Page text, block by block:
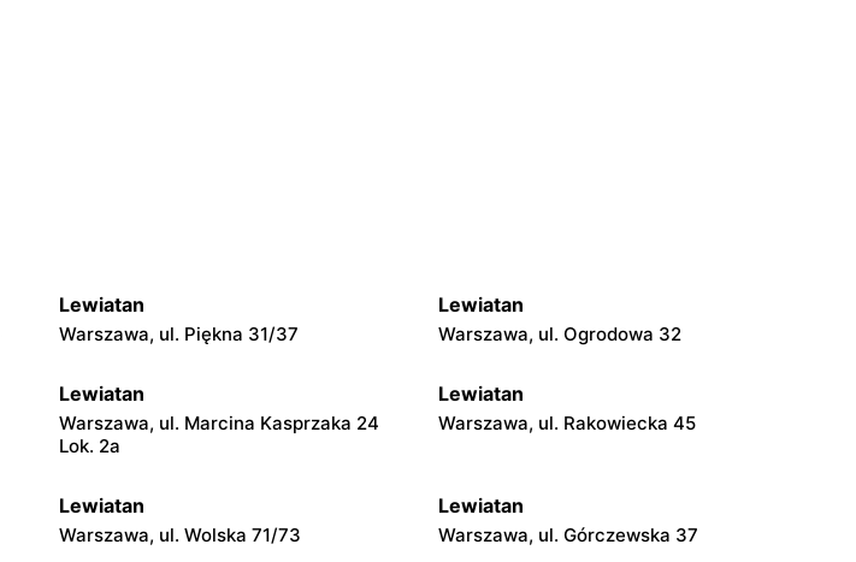
Lewiatan
Warszawa, ul. Piękna 31/37
Lewiatan
Warszawa, ul. Ogrodowa 32
Lewiatan
Warszawa, ul. Marcina Kasprzaka 24
Lok. 2a
Lewiatan
Warszawa, ul. Rakowiecka 45
Lewiatan
Warszawa, ul. Wolska 71/73
Lewiatan
Warszawa, ul. Górczewska 37